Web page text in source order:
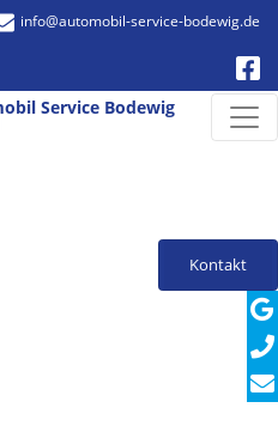
info@automobil-service-bodewig.de
Service Bodewig
Kontakt